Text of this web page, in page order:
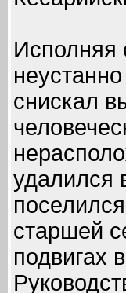
Исполняя
снискал
удалился
старшей
подвигах